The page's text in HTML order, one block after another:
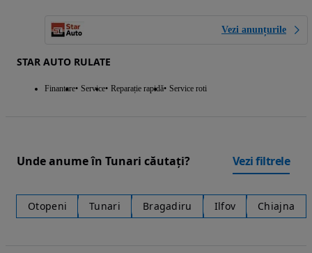
Vezi anunțurile
STAR AUTO RULATE
Finantare Service Reparație rapidă Service roti
Unde anume în Tunari căutați? Vezi filtrele
Otopeni Tunari Bragadiru Ilfov Chiajna